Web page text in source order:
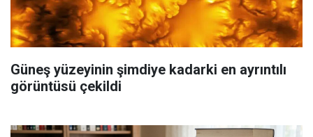
Güneş yüzeyinin şimdiye kadarki en ayrıntılı
görüntüsü çekildi